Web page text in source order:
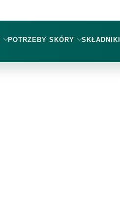
POTRZEBY SKÓRY SKŁADNIKI